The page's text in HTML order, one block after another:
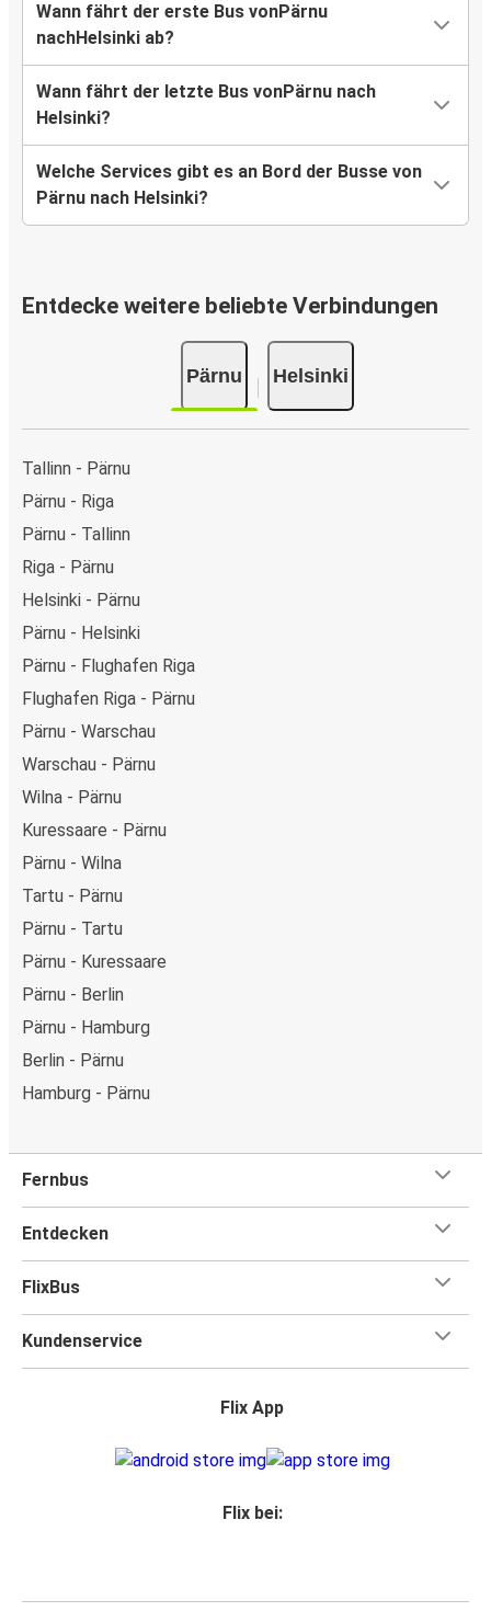
Wann fährt der erste Bus vonPärnu
nachHelsinki ab?
Wann fährt der letzte Bus vonPärnu nach
Helsinki?
Welche Services gibt es an Bord der Busse von
Pärnu nach Helsinki?
Entdecke weitere beliebte Verbindungen
Pärnu Helsinki
Tallinn - Pärnu
Pärnu - Riga
Pärnu - Tallinn
Riga - Pärnu
Helsinki - Pärnu
Pärnu - Helsinki
Pärnu - Flughafen Riga
Flughafen Riga - Pärnu
Pärnu - Warschau
Warschau - Pärnu
Wilna - Pärnu
Kuressaare - Pärnu
Pärnu - Wilna
Tartu - Pärnu
Pärnu - Tartu
Pärnu - Kuressaare
Pärnu - Berlin
Pärnu - Hamburg
Berlin - Pärnu
Hamburg - Pärnu
Fernbus
Entdecken
FlixBus
Kundenservice
Flix App
Flix bei: